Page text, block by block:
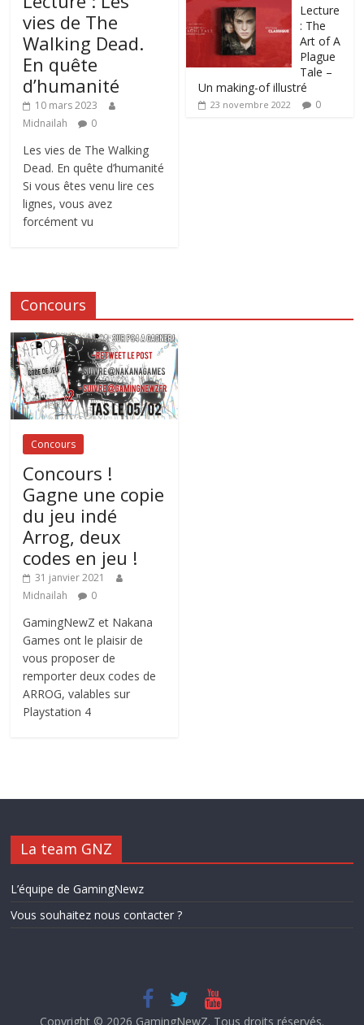
vies de The
Walking Dead.
En quête
d’humanité
10 mars 2023
Midnailah
0
Les vies de The Walking
Dead. En quête d’humanité
Si vous êtes venu lire ces
lignes, vous avez
forcément vu
Lecture
: The
Art of A
Plague
Tale –
Un making-of illustré
23 novembre 2022 0
Concours
Concours
Concours !
Gagne une copie
du jeu indé
Arrog, deux
codes en jeu !
31 janvier 2021
Midnailah
0
GamingNewZ et Nakana
Games ont le plaisir de
vous proposer de
remporter deux codes de
ARROG, valables sur
Playstation 4
La team GNZ
L’équipe de GamingNewz
Vous souhaitez nous contacter ?
Copyright © 2026 GamingNewZ. Tous droits réservés.